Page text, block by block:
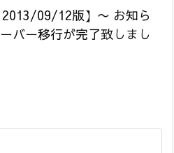
09/12版】〜 お知ら
バー移行が完了致しまし